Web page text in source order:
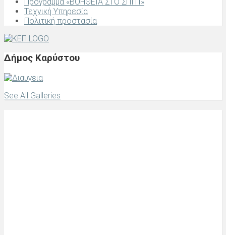
Τεχνική Υπηρεσία
Πολιτική προστασία
Δήμος Καρύστου
See All Galleries